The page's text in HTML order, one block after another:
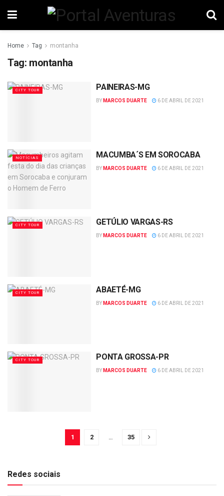
Home Tag montanha
Tag: montanha
CITY TOUR PAINEIRAS-MG
BY MARCOS DUARTE 6 DE ABRIL DE 2021
NOTÍCIAS MACUMBA´S EM SOROCABA
BY MARCOS DUARTE 6 DE ABRIL DE 2021
CITY TOUR GETÚLIO VARGAS-RS
BY MARCOS DUARTE 6 DE ABRIL DE 2021
CITY TOUR ABAETÉ-MG
BY MARCOS DUARTE 6 DE ABRIL DE 2021
CITY TOUR PONTA GROSSA-PR
BY MARCOS DUARTE 6 DE ABRIL DE 2021
1 2 35
Redes sociais